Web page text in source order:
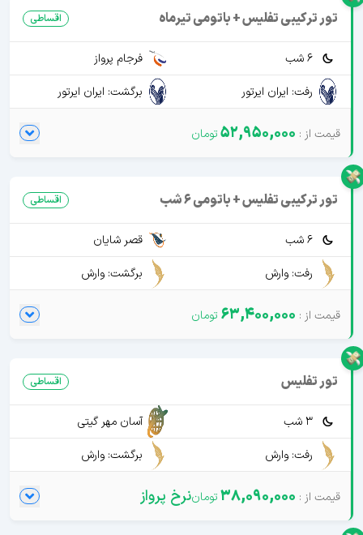
تور ترکیبی تفلیس + باتومی تیرماه اقساطی
6 شب
فرجام پرواز
رفت: ایران ایرتور
برگشت: ایران ایرتور
52,950,000
تور ترکیبی تفلیس + باتومی 6 شب اقساطی
6 شب
قصر شایان
رفت: وارش
برگشت: وارش
63,400,000
تور تفلیس اقساطی
3 شب
آسان مهر گیتی
رفت: وارش
برگشت: وارش
38,090,000 نرخ پرواز